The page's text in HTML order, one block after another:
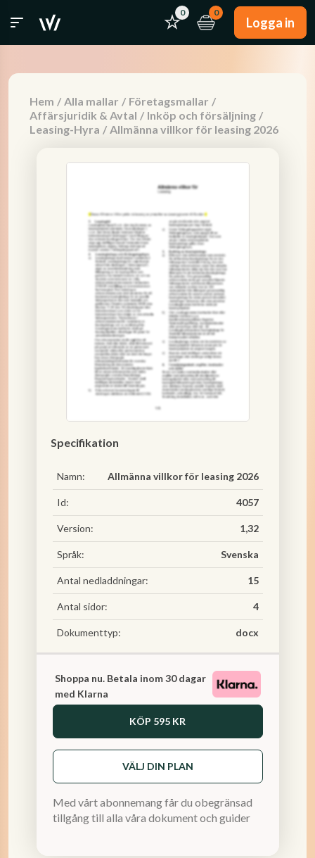
0 0
Logga in
Hem / Alla mallar / Företagsmallar /
Affärsjuridik & Avtal / Inköp och försäljning /
Leasing-Hyra / Allmänna villkor för leasing 2026
Specifikation
Namn: Allmänna villkor för leasing 2026
Id: 4057
Version: 1,32
Språk: Svenska
Antal nedladdningar: 15
Antal sidor: 4
Dokumenttyp: docx
Shoppa nu. Betala inom 30 dagar
med Klarna
KÖP 595 KR
VÄLJ DIN PLAN
Med vårt abonnemang får du obegränsad
tillgång till alla våra dokument och guider